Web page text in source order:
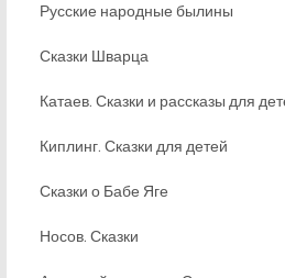
Русские народные былины
Сказки Шварца
Катаев. Сказки и рассказы для
Киплинг. Сказки для детей
Сказки о Бабе Яге
Носов. Сказки